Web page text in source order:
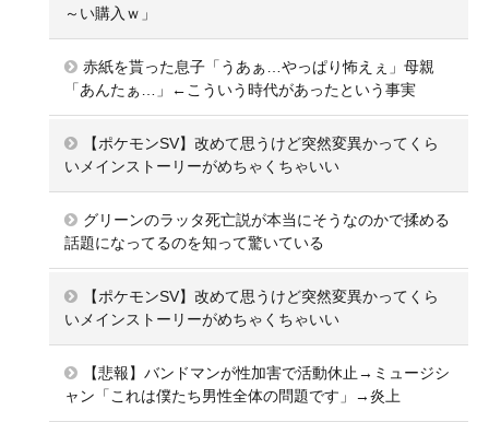
～い購入ｗ」
赤紙を貰った息子「うあぁ…やっぱり怖えぇ」母親
「あんたぁ…」←こういう時代があったという事実
【ポケモンSV】改めて思うけど突然変異かってくら
いメインストーリーがめちゃくちゃいい
グリーンのラッタ死亡説が本当にそうなのかで揉める
話題になってるのを知って驚いている
【ポケモンSV】改めて思うけど突然変異かってくら
いメインストーリーがめちゃくちゃいい
【悲報】バンドマンが性加害で活動休止→ミュージシ
ャン「これは僕たち男性全体の問題です」→炎上